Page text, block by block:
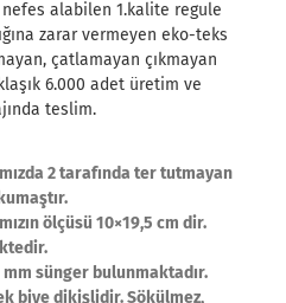
nefes alabilen 1.kalite regule
zarar vermeyen eko-teks
çatlamayan çıkmayan
6.000 adet üretim ve
teslim.
2 tarafında ter tutmayan
ölçüsü 10×19,5 cm dir.
sünger bulunmaktadır.
biye dikişlidir. Sökülmez,